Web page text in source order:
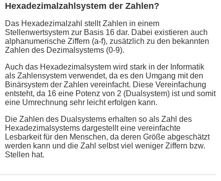
Hexadezimalzahlsystem der Zahlen?
Das Hexadezimalzahl stellt Zahlen in einem
Stellenwertsystem zur Basis 16 dar. Dabei existieren auch
alphanumerische Ziffern (a-f), zusätzlich zu den bekannten
Zahlen des Dezimalsystems (0-9).
Auch das Hexadezimalsystem wird stark in der Informatik
als Zahlensystem verwendet, da es den Umgang mit den
Binärsystem der Zahlen vereinfacht. Diese Vereinfachung
entsteht, da 16 eine Potenz von 2 (Dualsystem) ist und somit
eine Umrechnung sehr leicht erfolgen kann.
Die Zahlen des Dualsystems erhalten so als Zahl des
Hexadezimalsystems dargestellt eine vereinfachte
Lesbarkeit für den Menschen, da deren Größe abgeschätzt
werden kann und die Zahl selbst viel weniger Ziffern bzw.
Stellen hat.